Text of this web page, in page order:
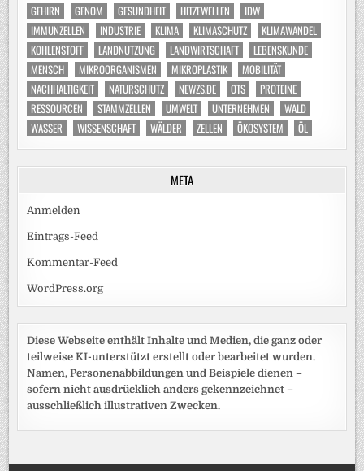
GEHIRN
GENOM GESUNDHEIT HITZEWELLEN
IDW
IMMUNZELLEN
INDUSTRIE KLIMA KLIMASCHUTZ
KLIMAWANDEL
KOHLENSTOFF
LANDNUTZUNG LANDWIRTSCHAFT
LEBENSKUNDE
MENSCH
MIKROORGANISMEN MIKROPLASTIK
MOBILITÄT
NACHHALTIGKEIT
NATURSCHUTZ NEWZS.DE OTS
PROTEINE
RESSOURCEN
STAMMZELLEN UMWELT UNTERNEHMEN
WALD
WASSER
WISSENSCHAFT WÄLDER ZELLEN ÖKOSYSTEM ÖL
META
Anmelden
Eintrags-Feed
Kommentar-Feed
WordPress.org
Diese Webseite enthält Inhalte und Medien, die ganz oder
teilweise KI-unterstützt erstellt oder bearbeitet wurden.
Namen, Personenabbildungen und Beispiele dienen –
sofern nicht ausdrücklich anders gekennzeichnet –
ausschließlich illustrativen Zwecken.